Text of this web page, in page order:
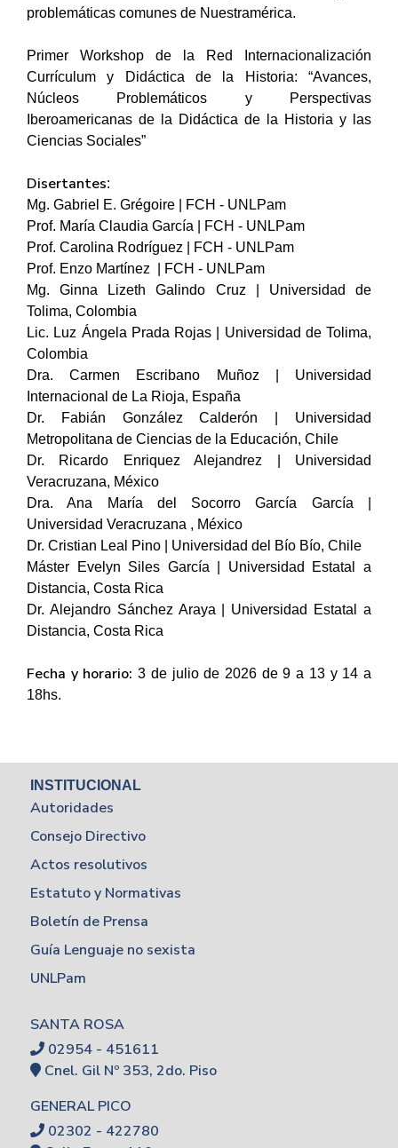
problemáticas comunes de Nuestramérica.
Primer Workshop de la Red Internacionalización
Currículum y Didáctica de la Historia: “Avances,
Núcleos Problemáticos y Perspectivas
Iberoamericanas de la Didáctica de la Historia y las
Ciencias Sociales”
Disertantes:
Mg. Gabriel E. Grégoire | FCH - UNLPam
Prof. María Claudia García | FCH - UNLPam
Prof. Carolina Rodríguez | FCH - UNLPam
Prof. Enzo Martínez | FCH - UNLPam
Mg. Ginna Lizeth Galindo Cruz | Universidad de
Tolima, Colombia
Lic. Luz Ángela Prada Rojas | Universidad de Tolima,
Colombia
Dra. Carmen Escribano Muñoz | Universidad
Internacional de La Rioja, España
Dr. Fabián González Calderón | Universidad
Metropolitana de Ciencias de la Educación, Chile
Dr. Ricardo Enriquez Alejandrez | Universidad
Veracruzana, México
Dra. Ana María del Socorro García García |
Universidad Veracruzana , México
Dr. Cristian Leal Pino | Universidad del Bío Bío, Chile
Máster Evelyn Siles García | Universidad Estatal a
Distancia, Costa Rica
Dr. Alejandro Sánchez Araya | Universidad Estatal a
Distancia, Costa Rica
Fecha y horario:3 de julio de 2026 de 9 a 13 y 14 a
18hs.
INSTITUCIONAL
Autoridades
Consejo Directivo
Actos resolutivos
Estatuto y Normativas
Boletín de Prensa
Guía Lenguaje no sexista
UNLPam
SANTA ROSA
02954 - 451611
Cnel. Gil Nº 353, 2do. Piso
GENERAL PICO
02302 - 422780